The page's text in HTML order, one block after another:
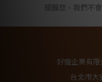
提醒您，我們不
好寵企業有
台北市大